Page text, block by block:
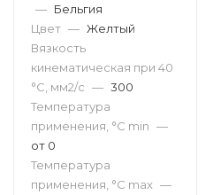
— Бельгия
Цвет — Желтый
Вязкость
кинематическая при 40
°С, мм2/с — 300
Температура
применения, °С min —
от 0
Температура
применения, °С max —